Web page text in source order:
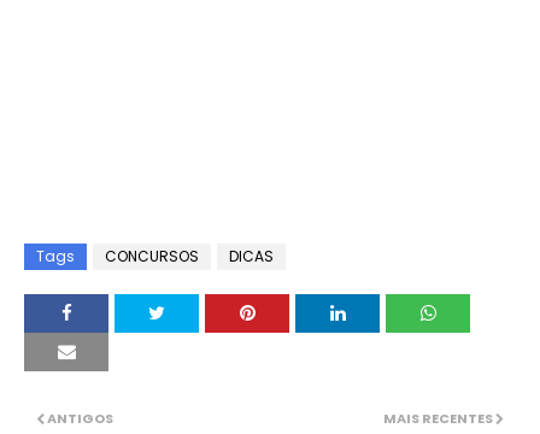
Tags CONCURSOS DICAS
MAIS RECENTES
ANTIGOS